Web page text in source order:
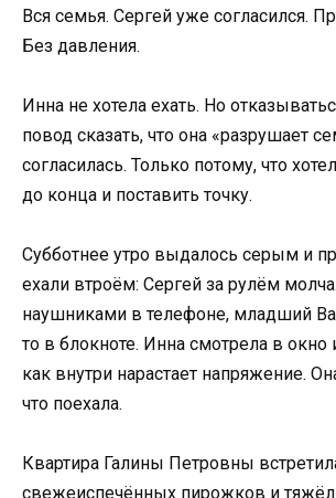
Вся семья. Сергей уже согласился.
Без давления.
Инна не хотела ехать. Но
повод сказать, что она «разрушает
согласилась. Только потому, что
до конца и поставить точку.
Субботнее утро выдалось серым и
ехали втроём: Сергей за рулём
наушниками в телефоне, младший
то в блокноте. Инна смотрела в окно
как внутри нарастает напряжение.
что поехала.
Квартира Галины Петровны
свежеиспечённых пирожков и